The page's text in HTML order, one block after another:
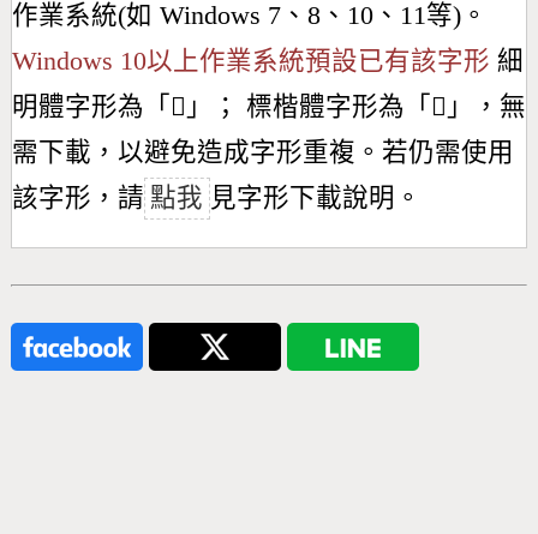
作業系統(如 Windows 7、8、10、11等)。
Windows 10以上作業系統預設已有該字形 細
明體字形為「 𠁑 」； 標楷體字形為「 𠁑 」，無
需下載，以避免造成字形重複。若仍需使用
該字形，請 點我 見字形下載說明。